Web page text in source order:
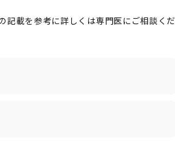
記載を参考に詳しくは専門医にご相談くだ